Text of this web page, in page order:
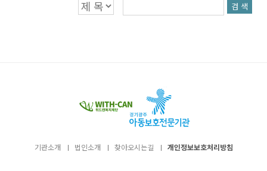
검 색
기관소개 법인소개 찾아오시는길 개인정보보호처리방침